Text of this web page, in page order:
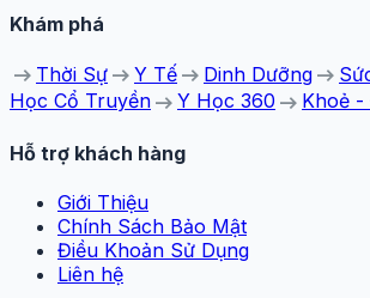
Khám phá
arrow_right_alt Thời Sự arrow_right_alt Y Tế arrow_right_alt Dinh Dưỡng arrow_right_alt
Học Cổ Truyền arrow_right_alt Y Học 360 arrow_right_alt Khoẻ -
Hỗ trợ khách hàng
Giới Thiệu
Chính Sách Bảo Mật
Điều Khoản Sử Dụng
Liên hệ